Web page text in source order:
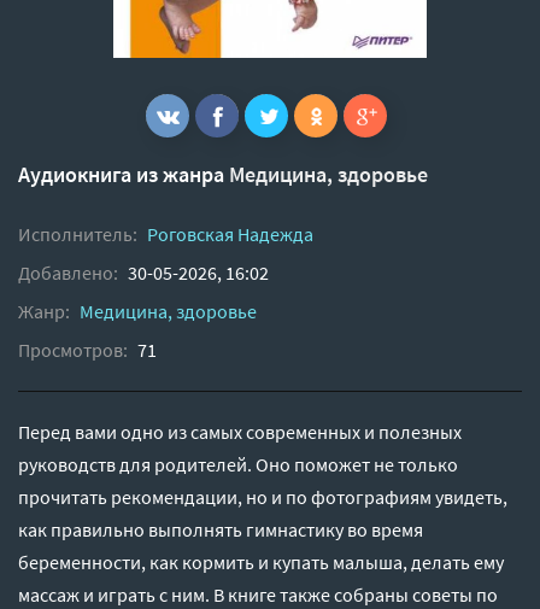
Аудиокнига из жанра Медицина, здоровье
Исполнитель: Роговская Надежда
Добавлено: 30-05-2026, 16:02
Жанр: Медицина, здоровье
Просмотров: 71
Перед вами одно из самых современных и полезных
руководств для родителей. Оно поможет не только
прочитать рекомендации, но и по фотографиям увидеть,
как правильно выполнять гимнастику во время
беременности, как кормить и купать малыша, делать ему
массаж и играть с ним. В книге также собраны советы по